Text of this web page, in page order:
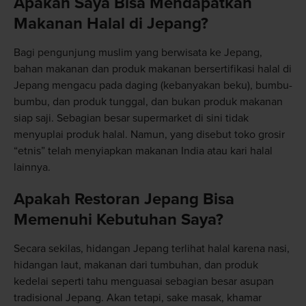
Makanan Halal di Jepang?
Bagi pengunjung muslim yang berwisata ke Jepang,
bahan makanan dan produk makanan bersertifikasi halal di
Jepang mengacu pada daging (kebanyakan beku), bumbu-
bumbu, dan produk tunggal, dan bukan produk makanan
siap saji. Sebagian besar supermarket di sini tidak
menyuplai produk halal. Namun, yang disebut toko grosir
“etnis” telah menyiapkan makanan India atau kari halal
lainnya.
Apakah Restoran Jepang Bisa
Memenuhi Kebutuhan Saya?
Secara sekilas, hidangan Jepang terlihat halal karena nasi,
hidangan laut, makanan dari tumbuhan, dan produk
kedelai seperti tahu menguasai sebagian besar asupan
tradisional Jepang. Akan tetapi, sake masak, khamar